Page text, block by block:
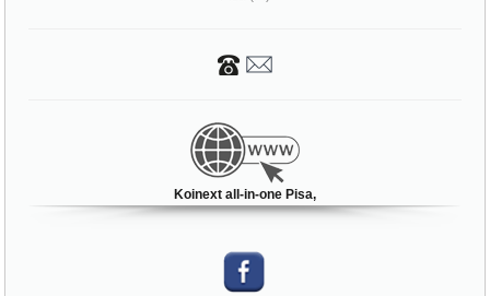
Koinext all-in-one Pisa,